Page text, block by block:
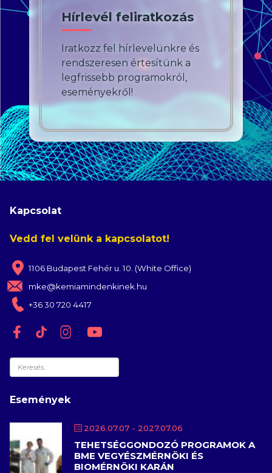
Hírlevél feliratkozás
Iratkozz fel hírlevelünkre és
rendszeresen értesítünk a
legfrissebb programokról,
eseményekről!
Kapcsolat
Vedd fel velünk a kapcsolatot!
1106 Budapest Fehér u. 10. (White Office)
mke@kemiamindenkinek.hu
+36 30 720 4417
Keresés
Események
2026.07.07 - 2027.07.06
TEHETSÉGGONDOZÓ PROGRAMOK A
BME VEGYÉSZMÉRNÖKI ÉS
BIOMÉRNÖKI KARÁN